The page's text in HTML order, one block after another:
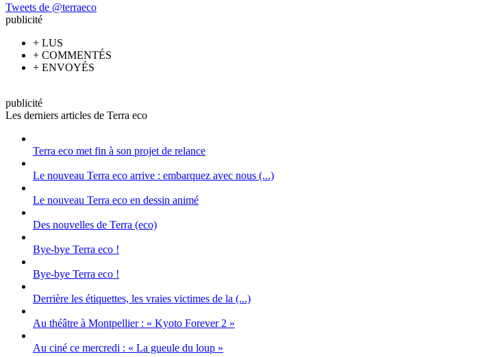
Tweets de @terraeco
publicité
+ LUS
+ COMMENTÉS
+ ENVOYÉS
publicité
Les derniers articles de Terra eco
Terra eco met fin à son projet de relance
Le nouveau Terra eco arrive : embarquez avec nous (...)
Le nouveau Terra eco en dessin animé
Des nouvelles de Terra (eco)
Bye-bye Terra eco !
Bye-bye Terra eco !
Derrière les étiquettes, les vraies victimes de la (...)
Au théâtre à Montpellier : « Kyoto Forever 2 »
Au ciné ce mercredi : « La gueule du loup »